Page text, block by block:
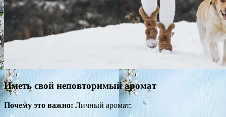
Иметь свой неповторимый аромат
Почему это важно: Личный аромат: